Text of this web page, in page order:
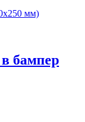
бампер